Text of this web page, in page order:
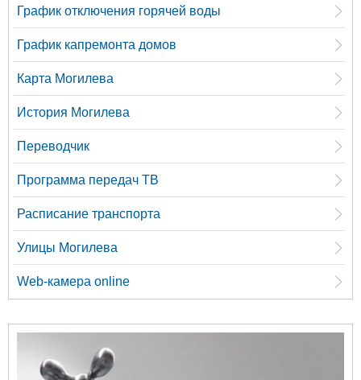
График отключения горячей воды
График капремонта домов
Карта Могилева
История Могилева
Переводчик
Программа передач ТВ
Расписание транспорта
Улицы Могилева
Web-камера online